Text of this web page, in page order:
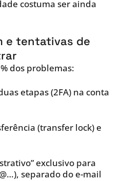
costuma ser ainda
e tentativas de
dos problemas:
etapas (2FA) na conta
(transfer lock) e
exclusivo para
separado do e-mail